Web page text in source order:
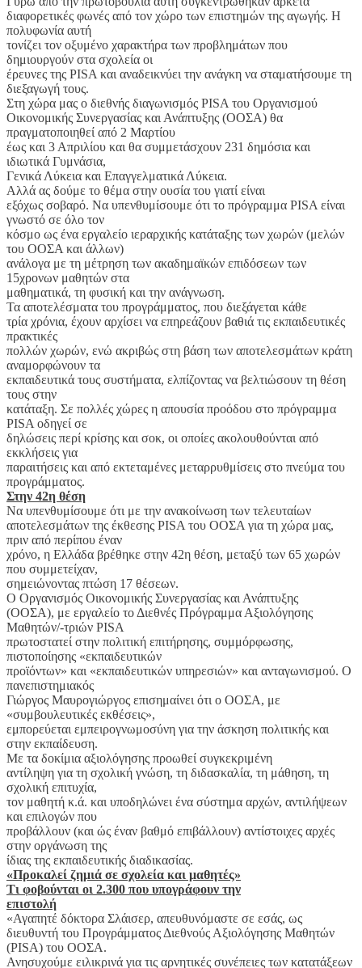
διαφορετικές φωνές από τον χώρο των επιστημών της αγωγής. Η
πολυφωνία αυτή
τονίζει τον οξυμένο χαρακτήρα των προβλημάτων που
δημιουργούν στα σχολεία οι
έρευνες της PISA και αναδεικνύει την ανάγκη να σταματήσουμε τη
διεξαγωγή τους.
Στη χώρα μας ο διεθνής διαγωνισμός PISA του Οργανισμού
Οικονομικής Συνεργασίας και Ανάπτυξης (ΟΟΣΑ) θα
πραγματοποιηθεί από 2 Μαρτίου
έως και 3 Απριλίου και θα συμμετάσχουν 231 δημόσια και
ιδιωτικά Γυμνάσια,
Γενικά Λύκεια και Επαγγελματικά Λύκεια.
Αλλά ας δούμε το θέμα στην ουσία του γιατί είναι
εξόχως σοβαρό. Να υπενθυμίσουμε ότι το πρόγραμμα PISA είναι
γνωστό σε όλο τον
κόσμο ως ένα εργαλείο ιεραρχικής κατάταξης των χωρών (μελών
του ΟΟΣΑ και άλλων)
ανάλογα με τη μέτρηση των ακαδημαϊκών επιδόσεων των
15χρονων μαθητών στα
μαθηματικά, τη φυσική και την ανάγνωση.
Τα αποτελέσματα του προγράμματος, που διεξάγεται κάθε
τρία χρόνια, έχουν αρχίσει να επηρεάζουν βαθιά τις εκπαιδευτικές
πρακτικές
πολλών χωρών, ενώ ακριβώς στη βάση των αποτελεσμάτων κράτη
αναμορφώνουν τα
εκπαιδευτικά τους συστήματα, ελπίζοντας να βελτιώσουν τη θέση
τους στην
κατάταξη. Σε πολλές χώρες η απουσία προόδου στο πρόγραμμα
PISA οδηγεί σε
δηλώσεις περί κρίσης και σοκ, οι οποίες ακολουθούνται από
εκκλήσεις για
παραιτήσεις και από εκτεταμένες μεταρρυθμίσεις στο πνεύμα του
προγράμματος.
Στην 42η θέση
Να υπενθυμίσουμε ότι με την ανακοίνωση των τελευταίων
αποτελεσμάτων της έκθεσης PISA του ΟΟΣΑ για τη χώρα μας,
πριν από περίπου έναν
χρόνο, η Ελλάδα βρέθηκε στην 42η θέση, μεταξύ των 65 χωρών
που συμμετείχαν,
σημειώνοντας πτώση 17 θέσεων.
Ο Οργανισμός Οικονομικής Συνεργασίας και Ανάπτυξης
(ΟΟΣΑ), με εργαλείο το Διεθνές Πρόγραμμα Αξιολόγησης
Μαθητών/-τριών PISA
πρωτοστατεί στην πολιτική επιτήρησης, συμμόρφωσης,
πιστοποίησης «εκπαιδευτικών
προϊόντων» και «εκπαιδευτικών υπηρεσιών» και ανταγωνισμού. Ο
πανεπιστημιακός
Γιώργος Μαυρογιώργος επισημαίνει ότι ο ΟΟΣΑ, με
«συμβουλευτικές εκθέσεις»,
εμπορεύεται εμπειρογνωμοσύνη για την άσκηση πολιτικής και
στην εκπαίδευση.
Με τα δοκίμια αξιολόγησης προωθεί συγκεκριμένη
αντίληψη για τη σχολική γνώση, τη διδασκαλία, τη μάθηση, τη
σχολική επιτυχία,
τον μαθητή κ.ά. και υποδηλώνει ένα σύστημα αρχών, αντιλήψεων
και επιλογών που
προβάλλουν (και ώς έναν βαθμό επιβάλλουν) αντίστοιχες αρχές
στην οργάνωση της
ίδιας της εκπαιδευτικής δια­δικασίας.
«Προκαλεί ζημιά σε σχολεία και μαθητές»
Τι φοβούνται οι 2.300 που υπογράφουν την
επιστολή
«Αγαπητέ δόκτορα Σλάισερ, απευθυνόμαστε σε εσάς, ως
διευθυντή του Προγράμματος Διεθνούς Αξιολόγησης Μαθητών
(PISA) του ΟΟΣΑ.
Ανησυχούμε ειλικρινά για τις αρνητικές συνέπειες των κατατάξεων